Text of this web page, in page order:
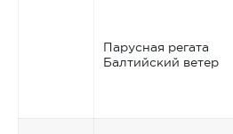
Парусная регата
Балтийский ветер